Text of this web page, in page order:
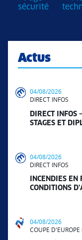
sécurité
Actus
04/08/2026
DIRECT INFOS
DIRECT INFOS
STAGES ET
04/08/2026
DIRECT INFOS
INCENDIES
CONDITIONS
04/08/2026
COUPE D'EUROPE